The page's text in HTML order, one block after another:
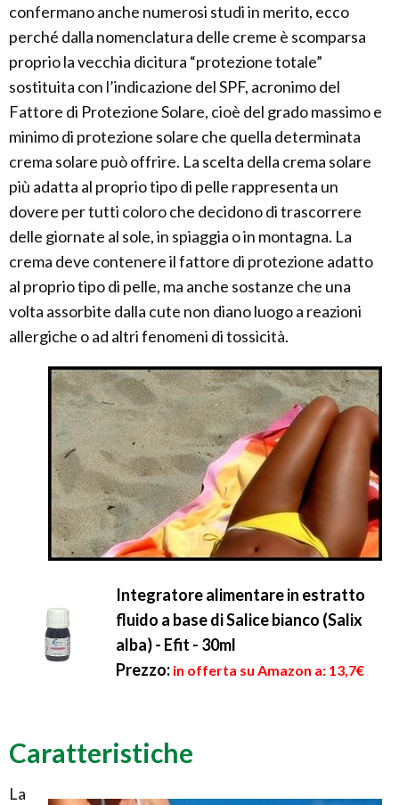
confermano anche numerosi studi in merito, ecco
perché dalla nomenclatura delle creme è scomparsa
proprio la vecchia dicitura “protezione totale”
sostituita con l’indicazione del SPF, acronimo del
Fattore di Protezione Solare, cioè del grado massimo e
minimo di protezione solare che quella determinata
crema solare può offrire. La scelta della crema solare
più adatta al proprio tipo di pelle rappresenta un
dovere per tutti coloro che decidono di trascorrere
delle giornate al sole, in spiaggia o in montagna. La
crema deve contenere il fattore di protezione adatto
al proprio tipo di pelle, ma anche sostanze che una
volta assorbite dalla cute non diano luogo a reazioni
allergiche o ad altri fenomeni di tossicità.
Integratore alimentare in estratto
fluido a base di Salice bianco (Salix
alba) - Efit - 30ml
Prezzo: in offerta su Amazon a: 13,7€
Caratteristiche
La